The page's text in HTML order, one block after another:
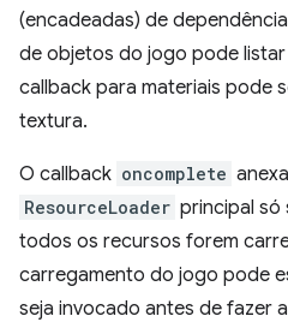
(encadeadas) de
de objetos do jogo pode
callback para materiais pode
textura.
O callback oncomplete
ResourceLoader principal só
todos os recursos forem
carregamento do jogo pode
seja invocado antes de fazer